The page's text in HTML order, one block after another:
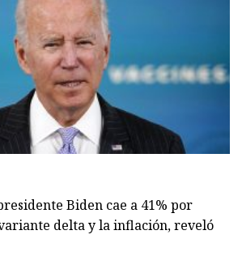
Biden cae a 41% por
delta y la inflación, reveló